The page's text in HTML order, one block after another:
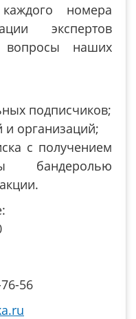
номера
экспертов
вопросы наших
подписчиков;
и организаций;
с получением
бандеролью
56